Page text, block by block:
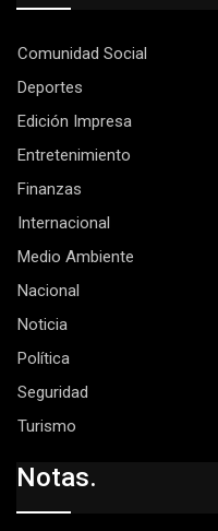
Comunidad Social
Deportes
Edición Impresa
Entretenimiento
Finanzas
Internacional
Medio Ambiente
Nacional
Noticia
Política
Seguridad
Turismo
Notas.